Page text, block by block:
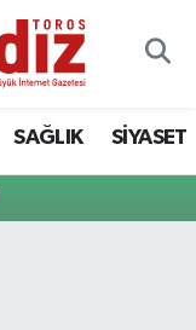
SAĞLIK SİYASET